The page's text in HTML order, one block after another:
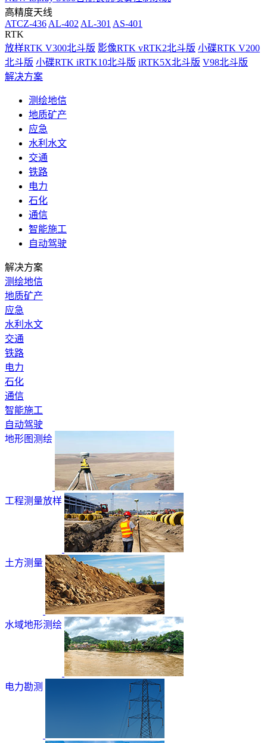
高精度天线
ATCZ-436 AL-402 AL-301 AS-401
RTK
放样RTK V300北斗版 影像RTK vRTK2北斗版 小碟RTK V200
北斗版 小碟RTK iRTK10北斗版 iRTK5X北斗版 V98北斗版
解决方案
测绘地信
地质矿产
应急
水利水文
交通
铁路
电力
石化
通信
智能施工
自动驾驶
解决方案
测绘地信
地质矿产
应急
水利水文
交通
铁路
电力
石化
通信
智能施工
自动驾驶
地形图测绘
工程测量放样
土方测量
水域地形测绘
电力勘测